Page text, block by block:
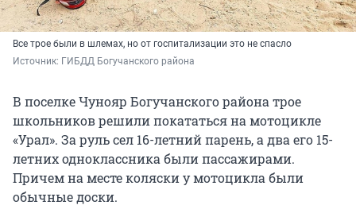
Все трое были в шлемах, но от госпитализации это не спасло
Источник: ГИБДД Богучанского района
В поселке Чунояр Богучанского района трое
школьников решили покататься на мотоцикле
«Урал». За руль сел 16-летний парень, а два его 15-
летних одноклассника были пассажирами.
Причем на месте коляски у мотоцикла были
обычные доски.